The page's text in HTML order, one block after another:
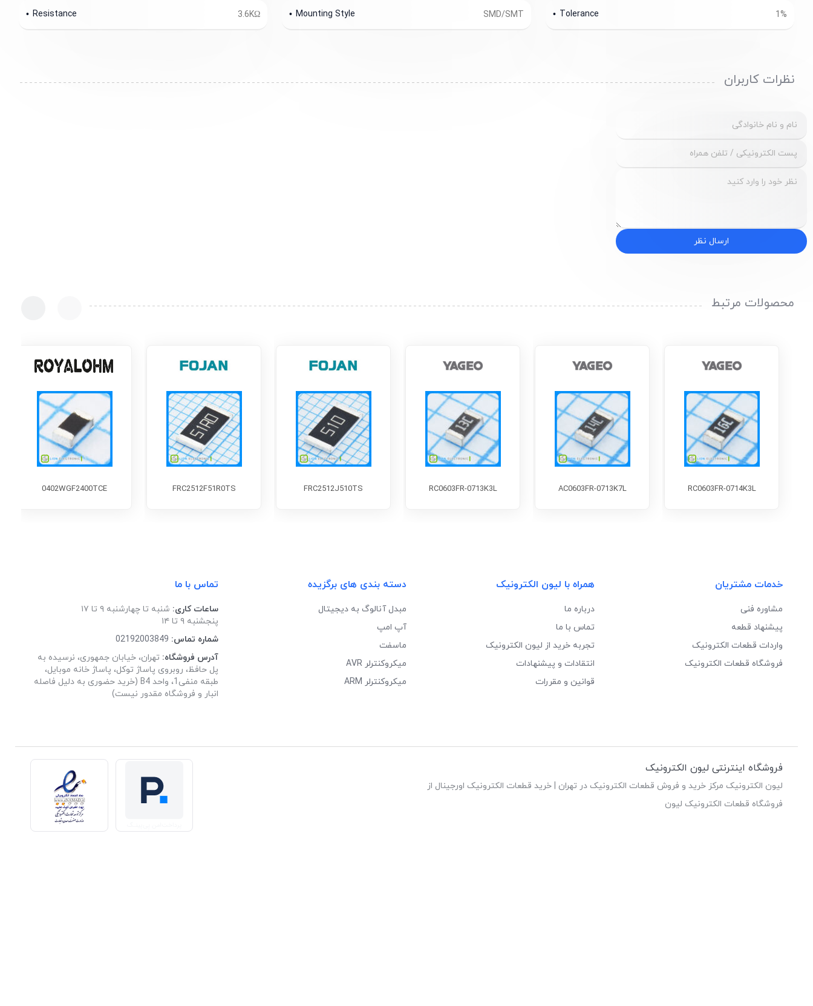
1%
Tolerance
SMD/SMT
Mounting Style
3.6KΩ
Resistance
نظرات کاربران
ارسال نظر
محصولات مرتبط
RC0603FR-0714K3L
AC0603FR-0713K7L
RC0603FR-0713K3L
FRC2512J510TS
FRC2512F51R0TS
0402WGF2400TCE
خدمات مشتریان
مشاوره فنی
پیشنهاد قطعه
واردات قطعات الکترونیک
فروشگاه قطعات الکترونیک
همراه با لیون الکترونیک
درباره ما
تماس با ما
تجربه خرید از لیون الکترونیک
انتقادات و پیشنهادات
قوانین و مقررات
دسته بندی های برگزیده
مبدل آنالوگ به دیجیتال
آپ امپ
ماسفت
میکروکنترلر AVR
میکروکنترلر ARM
تماس با ما
ساعات کاری: شنبه تا چهارشنبه ۹ تا ۱۷
پنجشنبه ۹ تا ۱۴
شماره تماس: 02192003849
آدرس فروشگاه: تهران، خیابان جمهوری، نرسیده به
پل حافظ، روبروی پاساژ توکل، پاساژ خانه موبایل،
طبقه منفی1، واحد B4 (خرید حضوری به دلیل فاصله
انبار و فروشگاه مقدور نیست)
فروشگاه اینترنتی لیون الکترونیک
لیون الکترونیک مرکز خرید و فروش قطعات الکترونیک در تهران | خرید قطعات الکترونیک اورجینال از
فروشگاه قطعات الکترونیک لیون